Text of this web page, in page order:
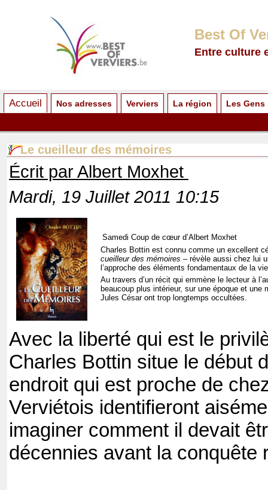
Best Of
Entre culture
Accueil Nos adresses Verviers La région Les Gens
Le cueilleur des mémoires
Écrit par Albert Moxhet
Mardi, 19 Juillet 2011 10:15
Samedi Coup de cœur d’Albert Moxhet
Charles Bottin est connu comme un excellent
cueilleur des mémoires – révèle aussi chez lui
l’approche des éléments fondamentaux de la
Au travers d’un récit qui emmène le lecteur à
beaucoup plus intérieur, sur une époque et
Jules César ont trop longtemps occultées.
Avec la liberté qui est le
Charles Bottin situe le début
endroit qui est proche de
Verviétois identifieront
imaginer comment il devait
décennies avant la conquête